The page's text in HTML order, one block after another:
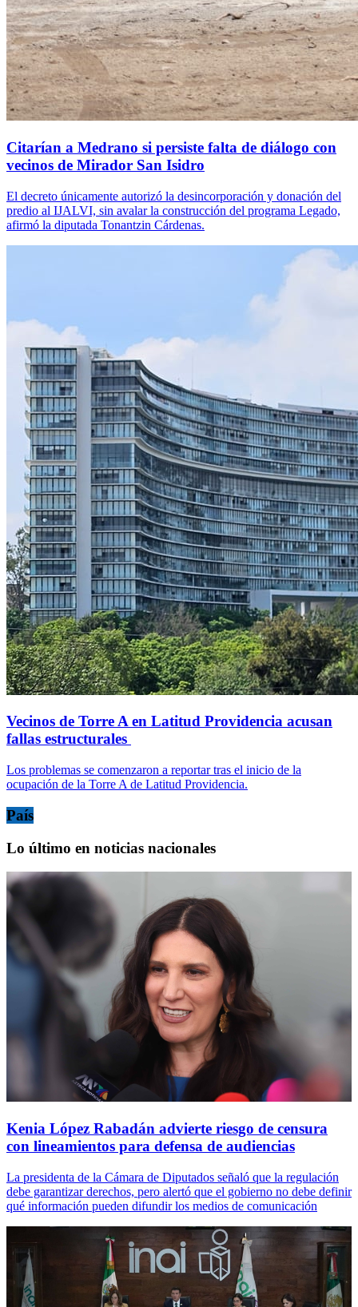
Citarían a Medrano si persiste falta de diálogo con
vecinos de Mirador San Isidro
El decreto únicamente autorizó la desincorporación y donación del
predio al IJALVI, sin avalar la construcción del programa Legado,
afirmó la diputada Tonantzin Cárdenas.
Vecinos de Torre A en Latitud Providencia acusan
fallas estructurales
Los problemas se comenzaron a reportar tras el inicio de la
ocupación de la Torre A de Latitud Providencia.
País
Lo último en noticias nacionales
Kenia López Rabadán advierte riesgo de censura
con lineamientos para defensa de audiencias
La presidenta de la Cámara de Diputados señaló que la regulación
debe garantizar derechos, pero alertó que el gobierno no debe definir
qué información pueden difundir los medios de comunicación